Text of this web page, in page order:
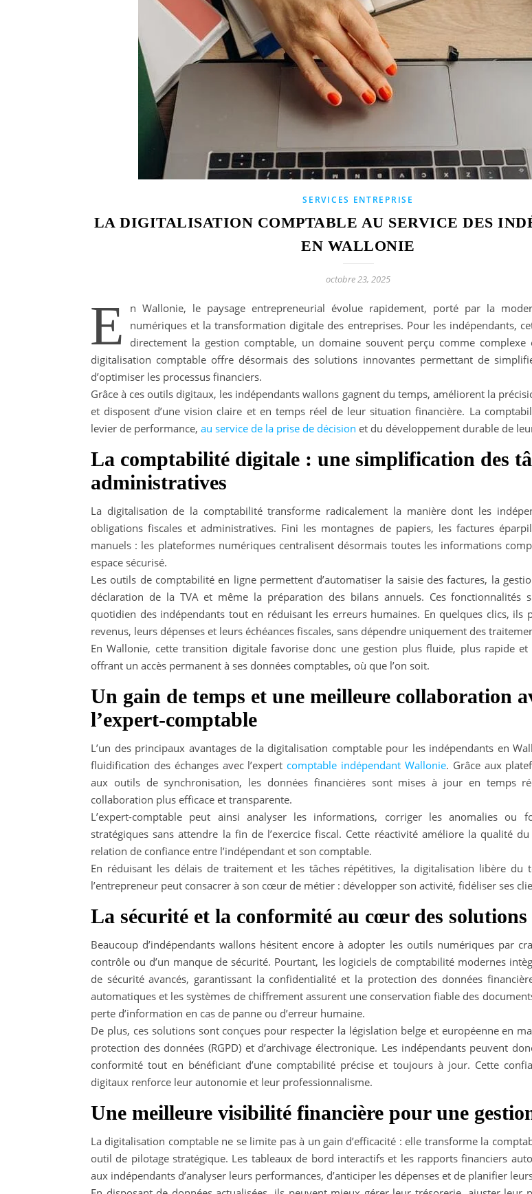
SERVICES ENTREPRISE
LA DIGITALISATION COMPTABLE AU SERVICE DES
EN WALLONIE
octobre 23, 2025
E
n Wallonie, le paysage entrepreneurial évolue rapidement, porté par la
numériques et la transformation digitale des entreprises. Pour les indépendants,
directement la gestion comptable, un domaine souvent perçu comme complexe
digitalisation comptable offre désormais des solutions innovantes permettant de
d’optimiser les processus financiers.
Grâce à ces outils digitaux, les indépendants wallons gagnent du temps, améliorent la
et disposent d’une vision claire et en temps réel de leur situation financière. La
levier de performance, au service de la prise de décision et du développement durable de
La comptabilité digitale : une simplification des
administratives
La digitalisation de la comptabilité transforme radicalement la manière dont les
obligations fiscales et administratives. Fini les montagnes de papiers, les factures
manuels : les plateformes numériques centralisent désormais toutes les informations
espace sécurisé.
Les outils de comptabilité en ligne permettent d’automatiser la saisie des factures, la
déclaration de la TVA et même la préparation des bilans annuels. Ces fonctionnalités
quotidien des indépendants tout en réduisant les erreurs humaines. En quelques clics, ils
revenus, leurs dépenses et leurs échéances fiscales, sans dépendre uniquement des
En Wallonie, cette transition digitale favorise donc une gestion plus fluide, plus rapide
offrant un accès permanent à ses données comptables, où que l’on soit.
Un gain de temps et une meilleure collaboration
l’expert-comptable
L’un des principaux avantages de la digitalisation comptable pour les indépendants en
fluidification des échanges avec l’expert comptable indépendant Wallonie. Grâce aux
aux outils de synchronisation, les données financières sont mises à jour en temps
collaboration plus efficace et transparente.
L’expert-comptable peut ainsi analyser les informations, corriger les anomalies ou
stratégiques sans attendre la fin de l’exercice fiscal. Cette réactivité améliore la qualité
relation de confiance entre l’indépendant et son comptable.
En réduisant les délais de traitement et les tâches répétitives, la digitalisation libère du
l’entrepreneur peut consacrer à son cœur de métier : développer son activité, fidéliser ses
La sécurité et la conformité au cœur des solutions
Beaucoup d’indépendants wallons hésitent encore à adopter les outils numériques par
contrôle ou d’un manque de sécurité. Pourtant, les logiciels de comptabilité modernes
de sécurité avancés, garantissant la confidentialité et la protection des données
automatiques et les systèmes de chiffrement assurent une conservation fiable des
perte d’information en cas de panne ou d’erreur humaine.
De plus, ces solutions sont conçues pour respecter la législation belge et européenne en
protection des données (RGPD) et d’archivage électronique. Les indépendants peuvent
conformité tout en bénéficiant d’une comptabilité précise et toujours à jour. Cette
digitaux renforce leur autonomie et leur professionnalisme.
Une meilleure visibilité financière pour une
La digitalisation comptable ne se limite pas à un gain d’efficacité : elle transforme la
outil de pilotage stratégique. Les tableaux de bord interactifs et les rapports financiers
aux indépendants d’analyser leurs performances, d’anticiper les dépenses et de planifier